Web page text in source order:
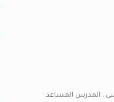
، المدرس المساعد